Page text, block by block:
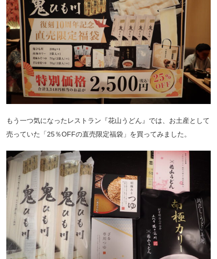
もう一つ気になったレストラン『花山うどん』では、お土産として
売っていた「25％OFFの直売限定福袋」を買ってみました。